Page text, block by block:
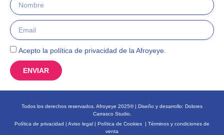
Acepto la política de privacidad de la Afroyeye.
ENVIAR
Todos los derechos reservados. Afroyeye 2025® | Diseño y desarrollo: Dolores
Carrasco Studio.
Política de privacidad | Aviso legal | Política de Cookies | Términos y condiciones de
venta